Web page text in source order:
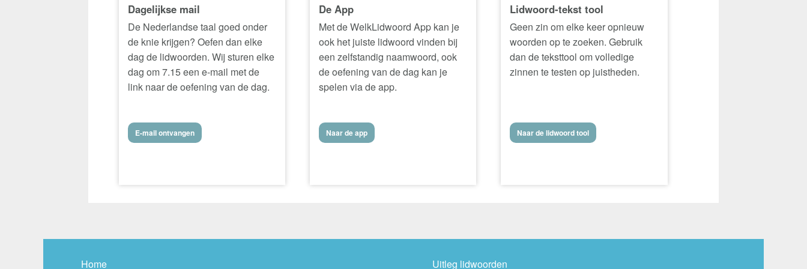
Dagelijkse mail
De Nederlandse taal goed onder
de knie krijgen? Oefen dan elke
dag de lidwoorden. Wij sturen elke
dag om 7.15 een e-mail met de
link naar de oefening van de dag.
E-mail ontvangen
De App
Met de WelkLidwoord App kan je
ook het juiste lidwoord vinden bij
een zelfstandig naamwoord, ook
de oefening van de dag kan je
spelen via de app.
Naar de app
Lidwoord-tekst tool
Geen zin om elke keer opnieuw
woorden op te zoeken. Gebruik
dan de teksttool om volledige
zinnen te testen op juistheden.
Naar de lidwoord tool
Home Uitleg lidwoorden